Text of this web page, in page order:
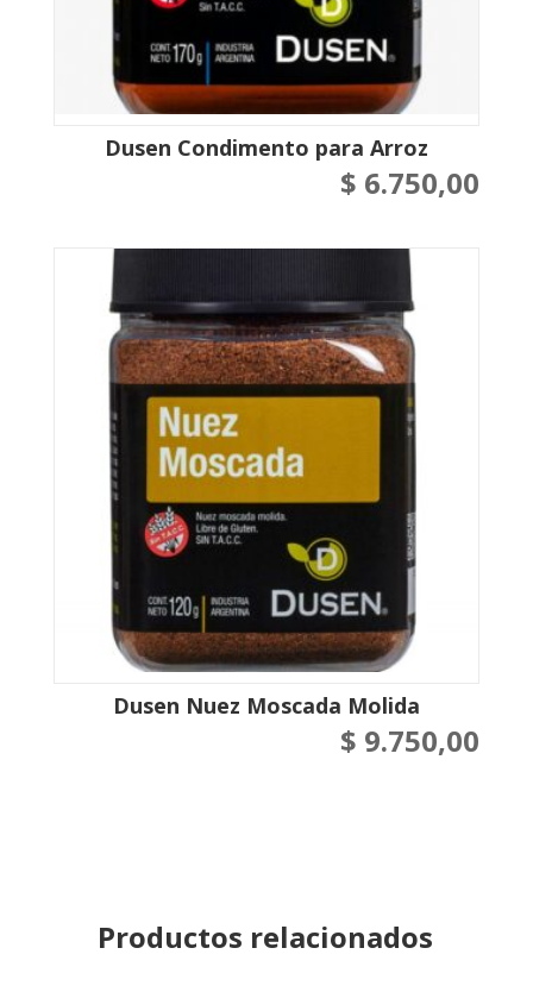
Dusen Condimento para Arroz
$ 6.750,00
Dusen Nuez Moscada Molida
$ 9.750,00
Productos relacionados